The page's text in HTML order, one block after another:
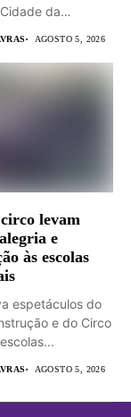
da
AGOSTO 5, 2026
levam
e
às escolas
espetáculos do
e do Circo
AGOSTO 5, 2026